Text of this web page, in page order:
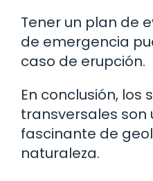
Tener un plan de
de emergencia
caso de erupción.
En conclusión, los
transversales son
fascinante de
naturaleza.